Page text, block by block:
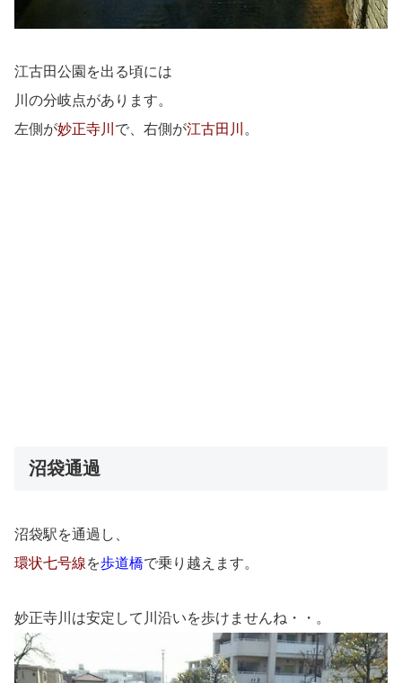
江古田公園を出る頃には
川の分岐点があります。
左側が妙正寺川 で、右側が江古田川 。
沼袋通過
沼袋駅を通過し、
環状七号線を歩道橋で乗り越えます。
妙正寺川は安定して川沿いを歩けませんね・・。